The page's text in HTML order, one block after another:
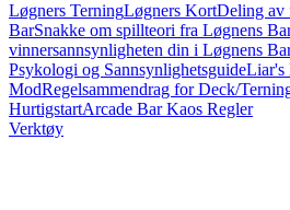
Løgners TerningLøgners KortDeling av
BarSnakke om spillteori fra Løgnens
vinnersannsynligheten din i Løgnens
Psykologi og SannsynlighetsguideLiar's
ModRegelsammendrag for Deck/
HurtigstartArcade Bar Kaos Regler
Verktøy